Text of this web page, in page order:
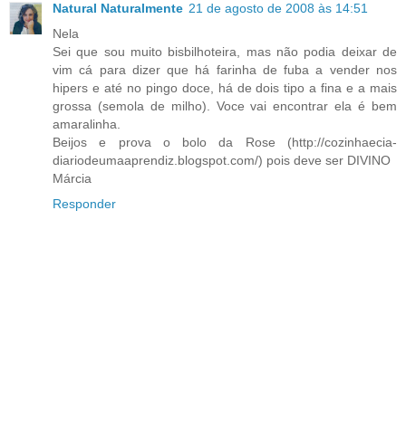
Natural Naturalmente 21 de agosto de 2008 às 14:51
Nela
Sei que sou muito bisbilhoteira, mas não podia deixar de
vim cá para dizer que há farinha de fuba a vender nos
hipers e até no pingo doce, há de dois tipo a fina e a mais
grossa (semola de milho). Voce vai encontrar ela é bem
amaralinha.
Beijos e prova o bolo da Rose (http://cozinhaecia-
diariodeumaaprendiz.blogspot.com/) pois deve ser DIVINO
Márcia
Responder